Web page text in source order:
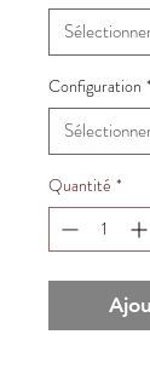
Configuration *
Quantité *